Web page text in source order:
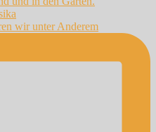
wir unter Anderem